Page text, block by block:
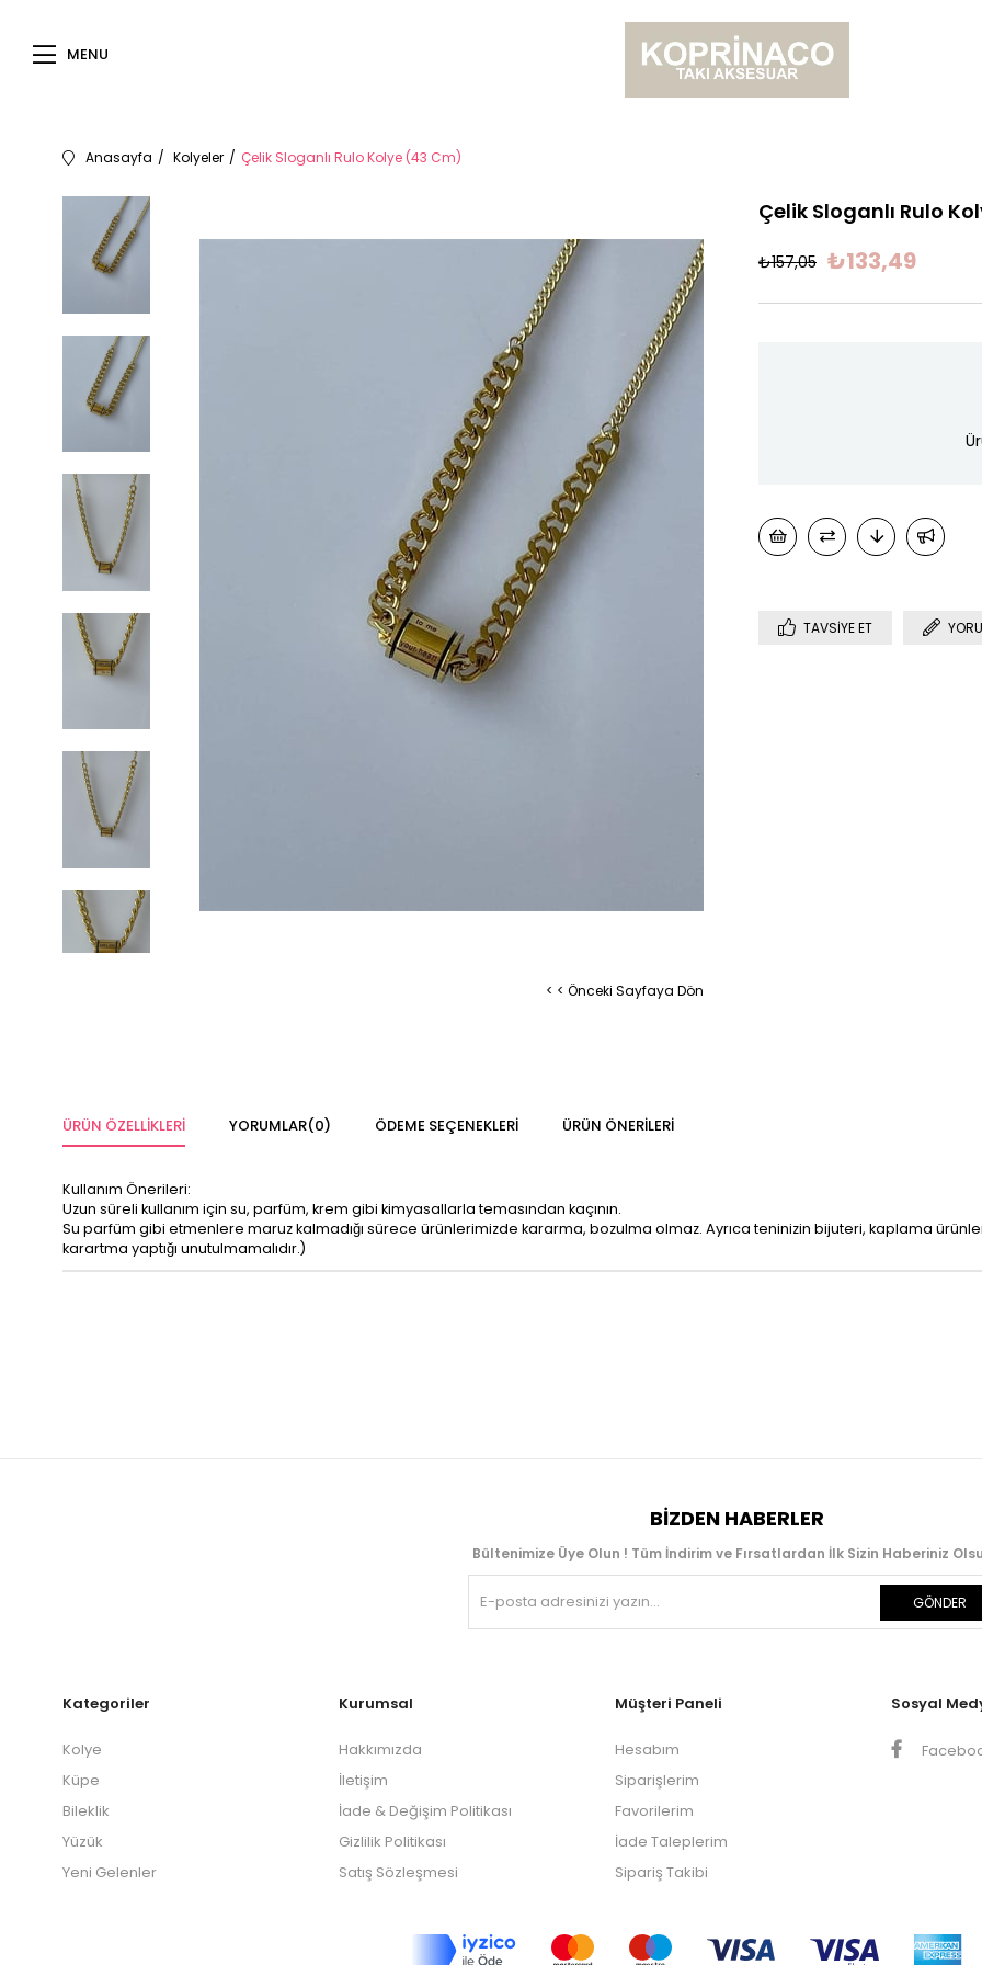
MENU
Anasayfa Kolyeler Çelik Sloganlı Rulo Kolye (43 Cm)
< < Önceki Sayfaya Dön
Çelik Sloganlı Rulo
₺157,05 ₺133,49
TAVSIYE ET
ÜRÜN ÖZELLIKLERI YORUMLAR(0) ÖDEME SEÇENEKLERI ÜRÜN ÖNERILERI
Kullanım Önerileri:
Uzun süreli kullanım için su, parfüm, krem gibi kimyasallarla temasından kaçının.
Su parfüm gibi etmenlere maruz kalmadığı sürece ürünlerimizde kararma, bozulma olmaz. Ayrıca teninizin bijuteri, kaplama
karartma yaptığı unutulmamalıdır.)
BIZDEN HABERLER
Bültenimize Üye Olun ! Tüm İndirim ve Fırsatlardan İlk Sizin Haberiniz
GÖNDER
Kategoriler
Kolye
Küpe
Bileklik
Yüzük
Yeni Gelenler
Kurumsal
Hakkımızda
İletişim
İade & Değişim Politikası
Gizlilik Politikası
Satış Sözleşmesi
Müşteri Paneli
Hesabım
Siparişlerim
Favorilerim
İade Taleplerim
Sipariş Takibi
Sosyal